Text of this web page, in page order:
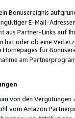
Bonusereignis
E-Mail-
aus Partner-Links auf
hat oder ob eine
für
am
von den
vom Amazon